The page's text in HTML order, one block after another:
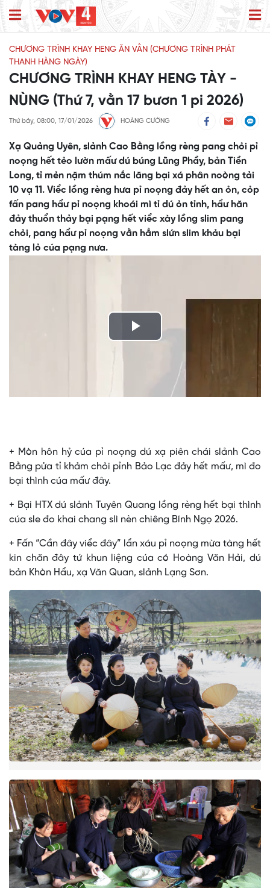
CHƯƠNG TRÌNH KHAY HENG ĂN VẰN (CHƯƠNG TRÌNH PHÁT
THANH HÀNG NGÀY)
CHƯƠNG TRÌNH KHAY HENG TÀY -
NÙNG (Thứ 7, vằn 17 bươn 1 pi 2026)
Thứ bảy, 08:00, 17/01/2026 HOÀNG CƯỜNG
Xạ Quảng Uyên, slảnh Cao Bằng lồng rèng pang chỏi pỉ
noọng hết tẻo lườn mấư dú búng Lũng Phầy, bản Tiền
Long, tỉ mẻn nặm thúm nắc lăng bại xá phân noòng tải
10 vạ 11. Viểc lồng rèng hưa pỉ noọng đảy hết an ỏn, cỏp
fấn pang hẩư pỉ noọng khoái mì tỉ dú ỏn tỉnh, hẩư hăn
đảy thuổn thảy bại pạng hết viểc xày lồng slim pang
chỏi, pang hẩư pỉ noọng vằn hẳm slứn slim khảu bại
tàng lỏ cúa pạng nưa.
Play
Video
+ Mòn hôn hỷ cúa pỉ noọng dú xạ piên chái slảnh Cao
Bằng pửa tỉ khảm chỏi pỉnh Bảo Lạc đảy hết mấư, mì đo
bại thình cúa mấư đây.
+ Bại HTX dú slảnh Tuyên Quang lồng rèng hết bại thình
cúa sle đo khai chang slì nèn chiêng Bính Ngọ 2026.
+ Fấn “Cần đây viểc đây” lẩn xáu pỉ noọng mừa tàng hết
kin chăn đây tứ khun liệng cúa có Hoàng Văn Hải, dú
bản Khòn Hẩu, xạ Văn Quan, slảnh Lạng Sơn.